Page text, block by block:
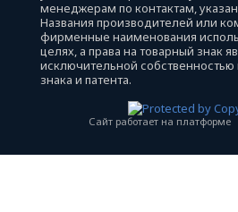
менеджерам по контактам,
Названия производителей или
фирменные наименования
целях, а права на товарный знак
исключительной собственностью
знака и патента.
Сайт работает на платформе